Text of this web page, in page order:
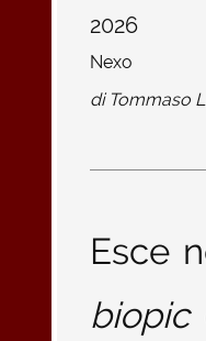
2026
Nexo
di Tommaso
Esce
biopic